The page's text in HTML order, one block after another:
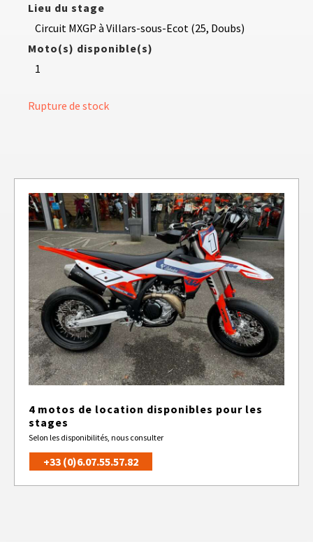
Lieu du stage
Circuit MXGP à Villars-sous-Ecot (25, Doubs)
Moto(s) disponible(s)
1
Rupture de stock
4 motos de location disponibles pour les
stages
Selon les disponibilités, nous consulter
+33 (0)6.07.55.57.82